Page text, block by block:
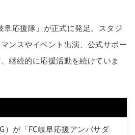
阜応援隊」が正式に発足。スタジ
ンスやイベント出演、公式サポー
継続的に応援活動を続けていま
）が「FC岐阜応援アンバサダ